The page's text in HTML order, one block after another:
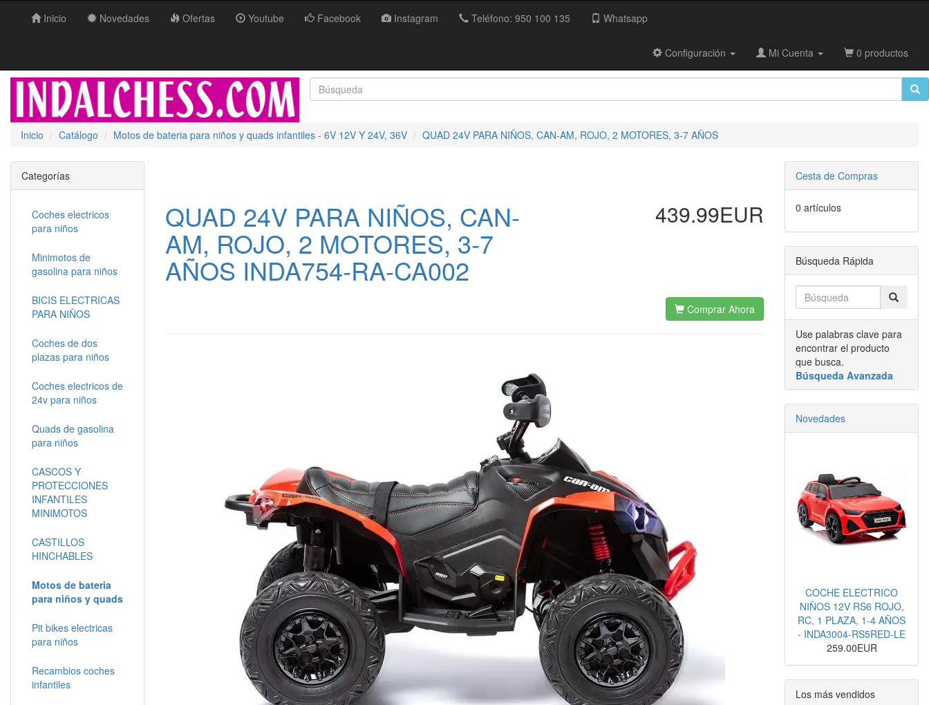
Inicio Novedades Ofertas Youtube Facebook Instagram Teléfono: 950 100 135 Whatsapp
Configuración Mi Cuenta 0 productos
Inicio Catálogo Motos de bateria para niños y quads infantiles - 6V 12V Y 24V, 36V QUAD 24V PARA NIÑOS, CAN-AM, ROJO, 2 MOTORES, 3-7 AÑOS
QUAD 24V PARA NIÑOS, CAN-
AM, ROJO, 2 MOTORES, 3-7
AÑOS INDA754-RA-CA002
439.99EUR
Comprar Ahora
Categorías
Coches electricos
para niños
Minimotos de
gasolina para niños
BICIS ELECTRICAS
PARA NIÑOS
Coches de dos
plazas para niños
Coches electricos de
24v para niños
Quads de gasolina
para niños
CASCOS Y
PROTECCIONES
INFANTILES
MINIMOTOS
CASTILLOS
HINCHABLES
Motos de bateria
para niños y quads
Pit bikes electricas
para niños
Recambios coches
infantiles
Cesta de Compras
0 artículos
Búsqueda Rápida
Use palabras clave para
encontrar el producto
que busca.
Búsqueda Avanzada
Novedades
COCHE ELECTRICO
NIÑOS 12V RS6 ROJO,
RC, 1 PLAZA, 1-4 AÑOS
- INDA3004-RS5RED-LE
259.00EUR
Los más vendidos